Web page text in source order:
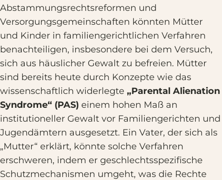
Abstammungsrechtsreformen und
Versorgungsgemeinschaften könnten Mütter
und Kinder in familiengerichtlichen Verfahren
benachteiligen, insbesondere bei dem Versuch,
sich aus häuslicher Gewalt zu befreien. Mütter
sind bereits heute durch Konzepte wie das
wissenschaftlich widerlegte „Parental Alienation
Syndrome“ (PAS) einem hohen Maß an
institutioneller Gewalt vor Familiengerichten und
Jugendämtern ausgesetzt. Ein Vater, der sich als
„Mutter“ erklärt, könnte solche Verfahren
erschweren, indem er geschlechtsspezifische
Schutzmechanismen umgeht, was die Rechte